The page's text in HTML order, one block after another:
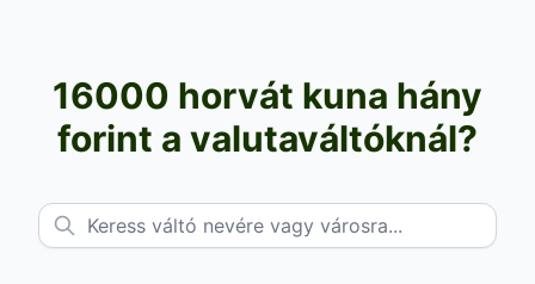
16000 horvát kuna hány
forint a valutaváltóknál?